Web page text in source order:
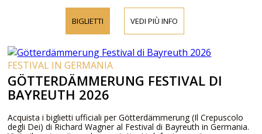
BIGLIETTI VEDI PIÙ INFO
FESTIVAL IN GERMANIA
GÖTTERDÄMMERUNG FESTIVAL DI
BAYREUTH 2026
Acquista i biglietti ufficiali per Götterdämmerung (Il Crepuscolo
degli Dei) di Richard Wagner al Festival di Bayreuth in Germania.